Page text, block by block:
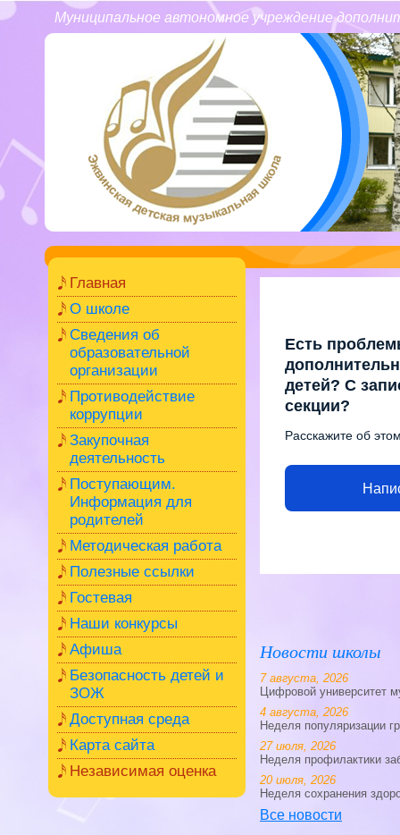
Муниципальное автономное учреждение
Главная
О школе
Сведения об
образовательной
организации
Противодействие
коррупции
Закупочная
деятельность
Поступающим.
Информация для
родителей
Методическая работа
Полезные ссылки
Гостевая
Наши конкурсы
Афиша
Безопасность детей и
ЗОЖ
Доступная среда
Карта сайта
Независимая оценка
Есть
детей? С
секции?
Расскажите об
Новости школы
7 августа, 2026
Цифровой университет
4 августа, 2026
Неделя популяризации
27 июля, 2026
Неделя профилактики
20 июля, 2026
Неделя сохранения
Все новости